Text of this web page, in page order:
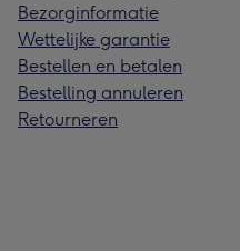
Bezorginformatie
Wettelijke garantie
Bestellen en betalen
Bestelling annuleren
Retourneren